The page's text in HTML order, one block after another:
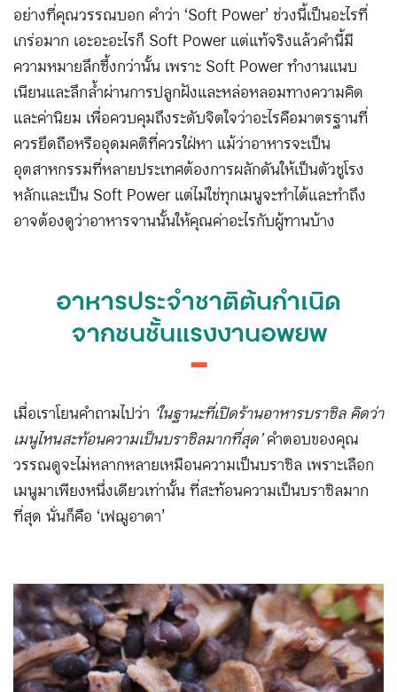
อย่างที่คุณวรรณบอก คำว่า ‘Soft Power’ ช่วงนี้เป็นอะไรที่
เกร่อมาก เอะอะอะไรก็ Soft Power แต่แท้จริงแล้วคำนี้มี
ความหมายลึกซึ้งกว่านั้น เพราะ Soft Power ทำงานแนบ
เนียนและลึกล้ำผ่านการปลูกฝังและหล่อหลอมทางความคิด
และค่านิยม เพื่อควบคุมถึงระดับจิตใจว่าอะไรคือมาตรฐานที่
ควรยึดถือหรืออุดมคติที่ควรใฝ่หา แม้ว่าอาหารจะเป็น
อุตสาหกรรมที่หลายประเทศต้องการผลักดันให้เป็นตัวชูโรง
หลักและเป็น Soft Power แต่ไม่ใช่ทุกเมนูจะทำได้และทำถึง
อาจต้องดูว่าอาหารจานนั้นให้คุณค่าอะไรกับผู้ทานบ้าง
อาหารประจำชาติต้นกำเนิด
จากชนชั้นแรงงานอพยพ
━
เมื่อเราโยนคำถามไปว่า ‘ในฐานะที่เปิดร้านอาหารบราซิล คิดว่า
เมนูไหนสะท้อนความเป็นบราซิลมากที่สุด’คำตอบของคุณ
วรรณดูจะไม่หลากหลายเหมือนความเป็นบราซิล เพราะเลือก
เมนูมาเพียงหนึ่งเดียวเท่านั้น ที่สะท้อนความเป็นบราซิลมาก
ที่สุด นั่นก็คือ ‘เฟฌูอาดา’